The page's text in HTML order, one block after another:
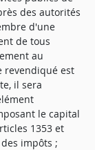
des autorités
d'une
de tous
au
revendiqué est
il sera
le capital
1353 et
impôts ;